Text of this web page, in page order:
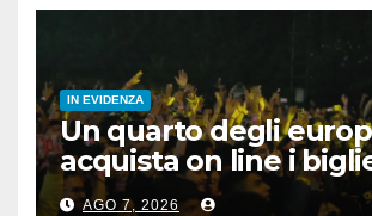
IN EVIDENZA
Un quarto degli
acquista on line i
gli spettacoli
AGO 7, 2026